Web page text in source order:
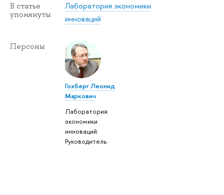
В статье
упомянуты
Лаборатория экономики
инноваций
Персоны
Гохберг Леонид
Маркович
Лаборатория
экономики
инноваций:
Руководитель